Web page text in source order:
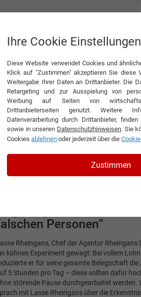
Digital
Interview
Interview mit Lasse Rheingans,
„Dinge, die lästig werden,
Personen“
Rheingans, Chef der Agentur Rheingans
kühnes Experiment gewagt: Bei vollem
er für seine gesamte Belegschaft die
5 Stunden pro Tag – diese sollten dafür
störende Pause durchgearbeitet
mit Lasse Rheingans über die
Ihre Cookie Einstellungen
Diese Website verwendet Cookies und
Klick auf "Zustimmen" akzeptieren Sie diese
Weitergabe Ihrer Daten an Drittanbieter. Die
Retargeting und zur Ausspielung von
Werbung auf Seiten von
Drittanbieterseiten genutzt. Weitere
Datenverarbeitung durch Drittanbieter,
sowie in unseren Datenschutzhinweisen. Sie
Cookies ablehnen oder jederzeit über die
Zustimmen